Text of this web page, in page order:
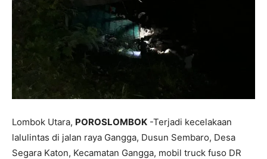
Lombok Utara, POROSLOMBOK -Terjadi kecelakaan
lalulintas di jalan raya Gangga, Dusun Sembaro, Desa
Segara Katon, Kecamatan Gangga, mobil truck fuso DR